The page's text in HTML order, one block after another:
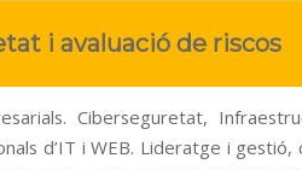
i avaluació de riscos
Ciberseguretat,
d’IT i WEB. Lideratge i gestió,